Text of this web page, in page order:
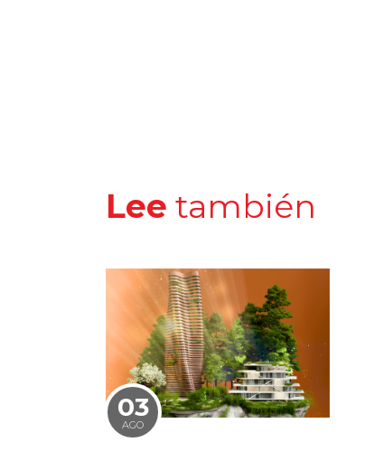
Lee también
03
AGO